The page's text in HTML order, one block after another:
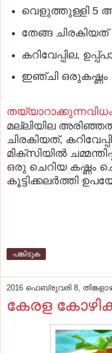
വെളുത്തുള്ളി 5
തേങ്ങ ചിരകിയത്
കറിവേപ്പില,
ഇഞ്ചി ഒരുകഷ്ണം
മല്ലിയില
ചിരകിയത്,
മിക്‌സിയില്‍
ഒരു ചെറിയ കഷ്ണം
കൂട്ടിക്കലര്‍ത്തി
പങ്കിടുക
2016 ഫെബ്രുവരി 8,
കേരള